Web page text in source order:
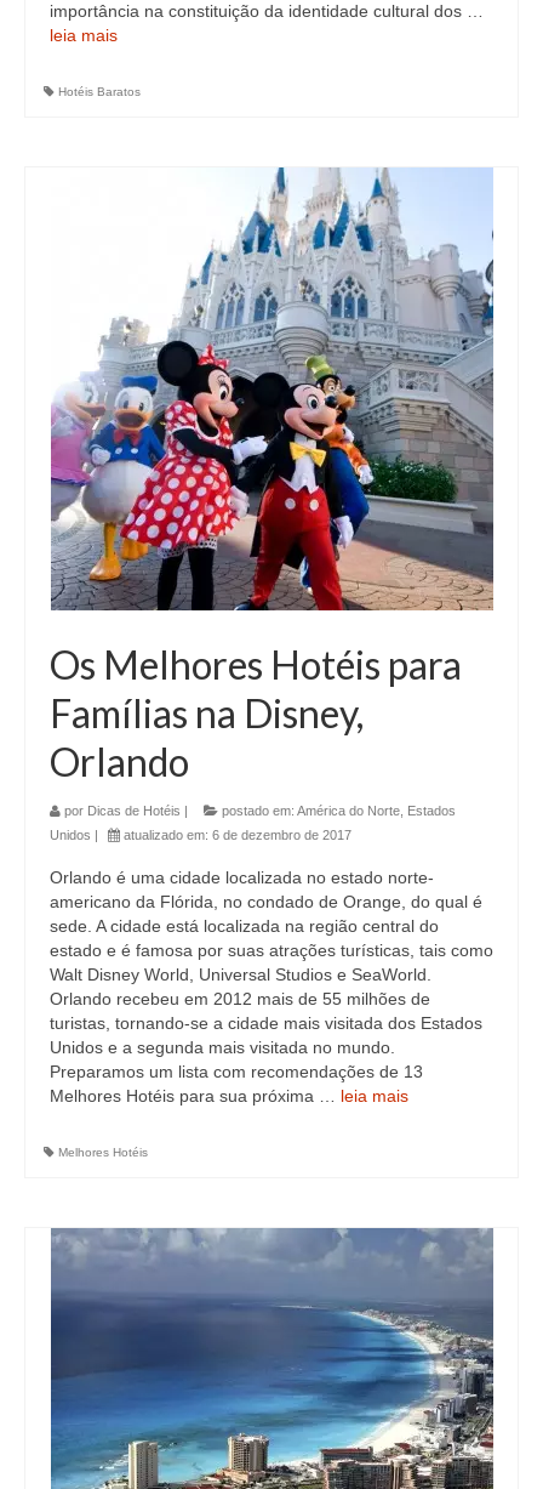
importância na constituição da identidade cultural dos …
leia mais
Hotéis Baratos
Os Melhores Hotéis para
Famílias na Disney,
Orlando
por Dicas de Hotéis | postado em: América do Norte Estados
Unidos | atualizado em: 6 de dezembro de 2017
Orlando é uma cidade localizada no estado norte-
americano da Flórida, no condado de Orange, do qual é
sede. A cidade está localizada na região central do
estado e é famosa por suas atrações turísticas, tais como
Walt Disney World, Universal Studios e SeaWorld.
Orlando recebeu em 2012 mais de 55 milhões de
turistas, tornando-se a cidade mais visitada dos Estados
Unidos e a segunda mais visitada no mundo.
Preparamos um lista com recomendações de 13
Melhores Hotéis para sua próxima … leia mais
Melhores Hotéis